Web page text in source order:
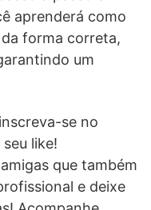
aprenderá como
forma correta,
um
se no
like!
que também
e deixe